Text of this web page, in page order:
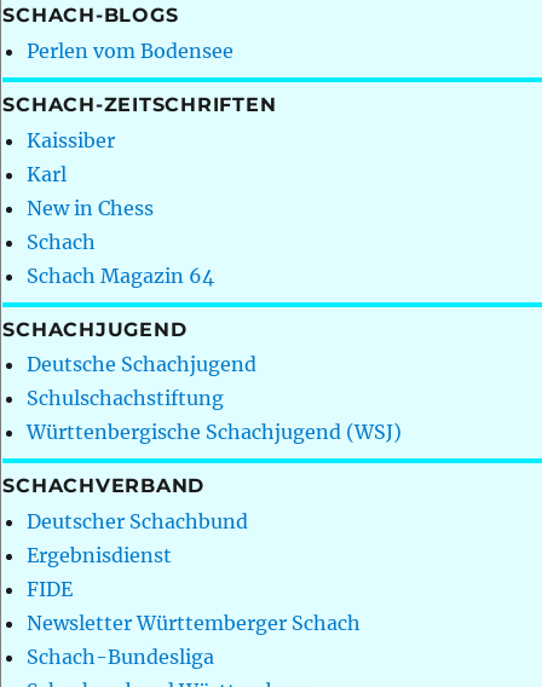
SCHACH-BLOGS
Perlen vom Bodensee
SCHACH-ZEITSCHRIFTEN
Kaissiber
Karl
New in Chess
Schach
Schach Magazin 64
SCHACHJUGEND
Deutsche Schachjugend
Schulschachstiftung
Württenbergische Schachjugend (WSJ)
SCHACHVERBAND
Deutscher Schachbund
Ergebnisdienst
FIDE
Newsletter Württemberger Schach
Schach-Bundesliga